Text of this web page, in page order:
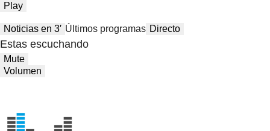
Play
Noticias en 3′ Últimos programas Directo
Estas escuchando
Mute
Volumen